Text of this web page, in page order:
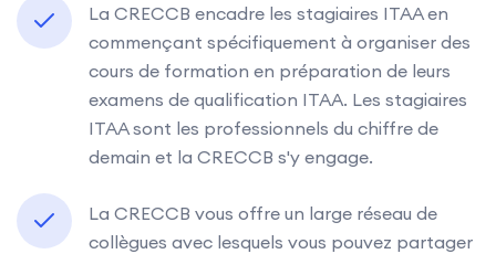
La CRECCB encadre les stagiaires ITAA en
commençant spécifiquement à organiser des
cours de formation en préparation de leurs
examens de qualification ITAA. Les stagiaires
ITAA sont les professionnels du chiffre de
demain et la CRECCB s'y engage.
La CRECCB vous offre un large réseau de
collègues avec lesquels vous pouvez partager